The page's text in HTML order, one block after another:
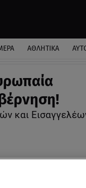
ΑΘΛΗΤΙΚΑ
και